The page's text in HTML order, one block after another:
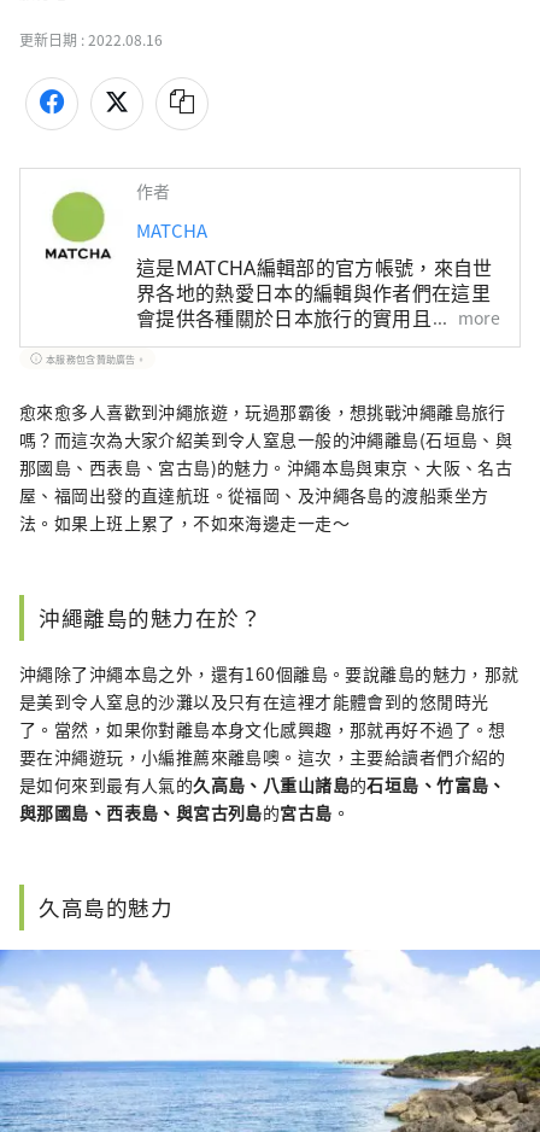
更新日期 :2022.08.16
作者
MATCHA
這是MATCHA編輯部的官方帳號，來自世
界各地的熱愛日本的編輯與作者們在這里
會提供各種關於日本旅行的實用且有趣的
資訊。關於文章內容，也是由MATCHA編
輯們實際進行調查、採訪，或是搜集了豐
章。
more
本服務包含贊助廣告。
愈來愈多人喜歡到沖繩旅遊，玩過那霸後，想挑戰沖繩離島旅行
嗎？而這次為大家介紹美到令人窒息一般的沖繩離島(石垣島、與
那國島、西表島、宮古島)的魅力。沖繩本島與東京、大阪、名古
屋、福岡出發的直達航班。從福岡、及沖繩各島的渡船乘坐方
法。如果上班上累了，不如來海邊走一走～
沖繩離島的魅力在於？
沖繩除了沖繩本島之外，還有160個離島。要說離島的魅力，那就
是美到令人窒息的沙灘以及只有在這裡才能體會到的悠閒時光
了。當然，如果你對離島本身文化感興趣，那就再好不過了。想
要在沖繩遊玩，小編推薦來離島噢。這次，主要給讀者們介紹的
是如何來到最有人氣的久高島、八重山諸島的石垣島 、竹富島、
與那國島 、西表島 、與宮古列島的宮古島 。
久高島的魅力